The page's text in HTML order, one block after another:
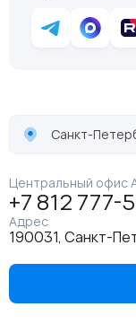
Санкт-
Центральный офис
+7 812 777-
Адрес
190031, Санкт-